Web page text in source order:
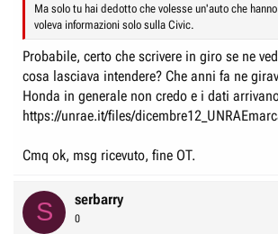
Ma solo tu hai dedotto che volesse un'auto che
voleva informazioni solo sulla Civic.
Probabile, certo che scrivere in giro se ne
cosa lasciava intendere? Che anni fa ne
Honda in generale non credo e i dati
https://unrae.it/files/
Cmq ok, msg ricevuto, fine OT.
S serbarry
0